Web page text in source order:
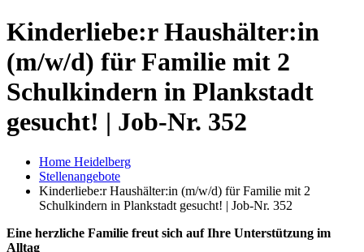
Kinderliebe:r Haushälter:in
(m/w/d) für Familie mit 2
Schulkindern in Plankstadt
gesucht! | Job-Nr. 352
Home Heidelberg
Stellenangebote
Kinderliebe:r Haushälter:in (m/w/d) für Familie mit 2
Schulkindern in Plankstadt gesucht! | Job-Nr. 352
Eine herzliche Familie freut sich auf Ihre Unterstützung im
Alltag